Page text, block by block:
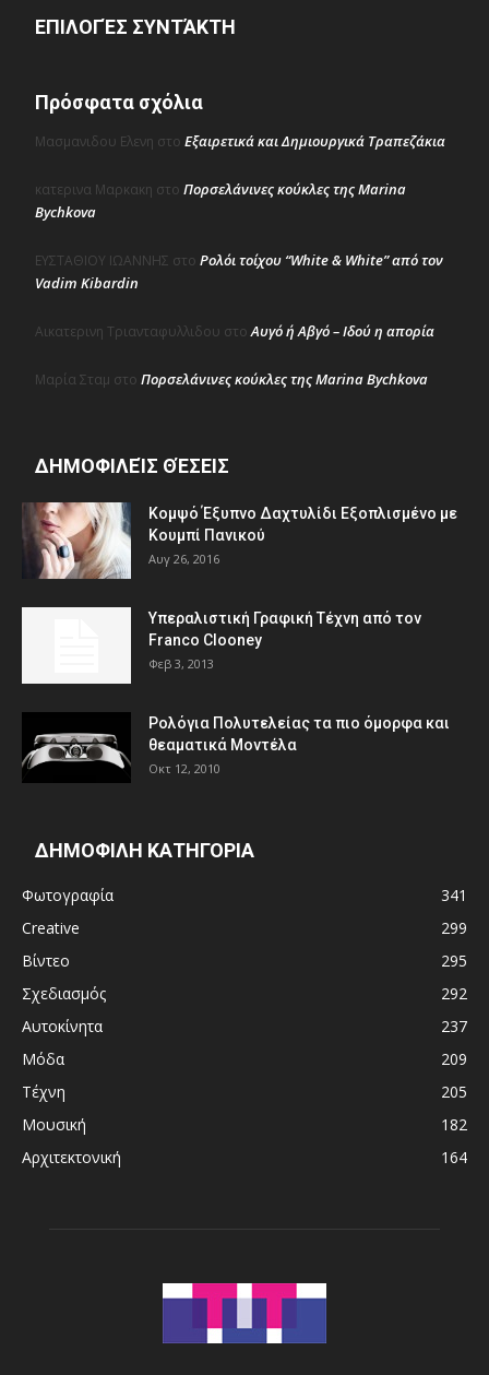
ΕΠΙΛΟΓΈΣ ΣΥΝΤΆΚΤΗ
Πρόσφατα σχόλια
Μασμανιδου Ελενη στο Εξαιρετικά και Δημιουργικά Τραπεζάκια
κατερινα Μαρκακη στο Πορσελάνινες κούκλες της Marina
Bychkova
ΕΥΣΤΑΘΙΟΥ ΙΩΑΝΝΗΣ στο Ρολόι τοίχου “White & White” από τον
Vadim Kibardin
Αικατερινη Τριανταφυλλιδου στοΑυγό ή Αβγό – Ιδού η απορία
Μαρία Σταμ στο Πορσελάνινες κούκλες της Marina Bychkova
ΔΗΜΟΦΙΛΕΊΣ ΘΈΣΕΙΣ
Κομψό Έξυπνο Δαχτυλίδι Εξοπλισμένο με
Κουμπί Πανικού
Αυγ 26, 2016
Υπεραλιστική Γραφική Τέχνη από τον
Franco Clooney
Φεβ 3, 2013
Ρολόγια Πολυτελείας τα πιο όμορφα και
θεαματικά Μοντέλα
Οκτ 12, 2010
ΔΗΜΟΦΙΛΗ ΚΑΤΗΓΟΡΙΑ
Φωτογραφία
341
Creative
299
Βίντεο
295
Σχεδιασμός
292
Αυτοκίνητα
237
Μόδα
209
Τέχνη
205
Μουσική
182
Αρχιτεκτονική
164